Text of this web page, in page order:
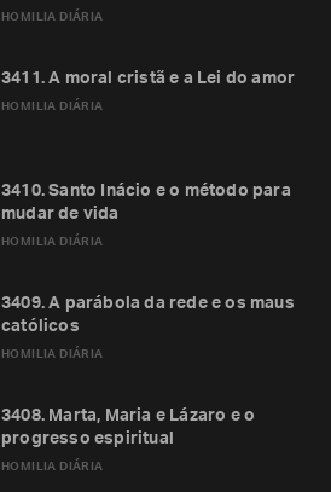
HOMILIA DIÁRIA
HOMILIA DIÁRIA
3411. A moral cristã e a Lei do amor
HOMILIA DIÁRIA
3410. Santo Inácio e o método para
mudar de vida
HOMILIA DIÁRIA
3409. A parábola da rede e os maus
católicos
HOMILIA DIÁRIA
3408. Marta, Maria e Lázaro e o
progresso espiritual